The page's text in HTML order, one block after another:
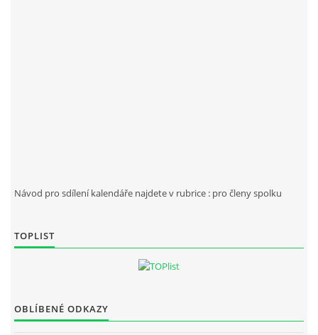
Spolek Chotiváci
WebSlice
Návod pro sdílení kalendáře najdete v rubrice : pro členy spolku
TOPLIST
OBLÍBENÉ ODKAZY